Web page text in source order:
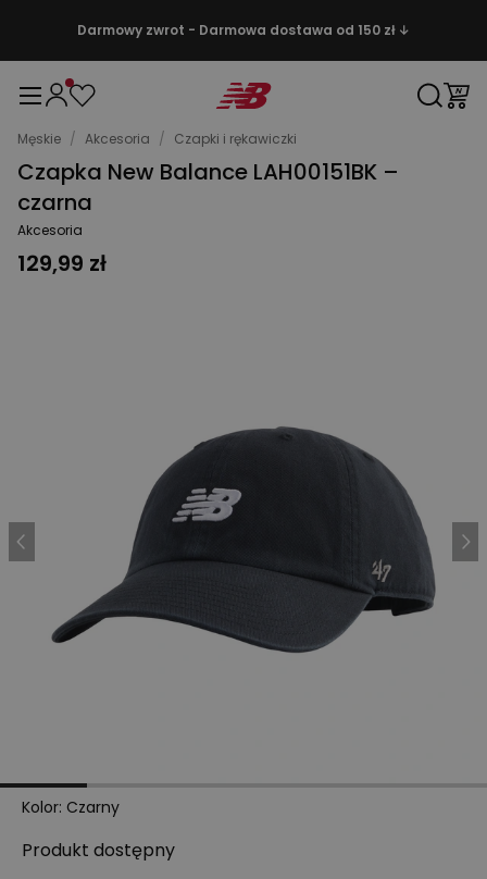
Darmowy zwrot - Darmowa dostawa od 150 zł ↓
Męskie / Akcesoria / Czapki i rękawiczki
Czapka New Balance LAH00151BK –
czarna
Akcesoria
129,99 zł
Kolor: Czarny
Produkt dostępny